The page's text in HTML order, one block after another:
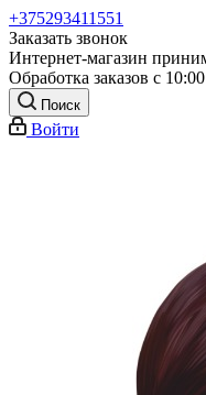
+375293411551
Заказать звонок
Интернет-магазин
Обработка заказов с
Поиск
Войти